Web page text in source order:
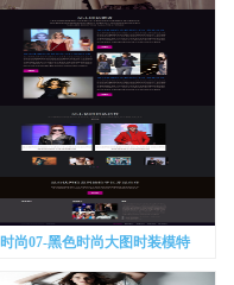
时尚07-黑色时尚大图时装模特
bootstrap